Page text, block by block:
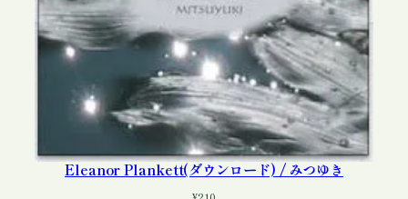
Eleanor Plankett(ダウンロード) / みつゆき